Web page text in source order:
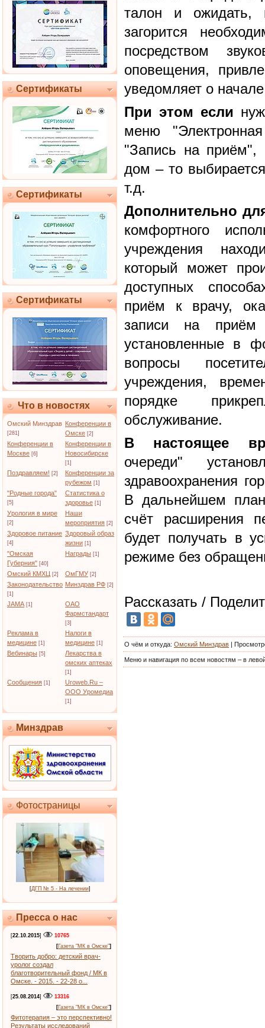
Сертификаты
Сертификаты
Сертификаты
Что в новостях
Омский Минздрав
[281]
Конференции в
Омске [2]
Конференции в
Москве [6]
Конференции в
Новосибирске
[1]
Поздравляем! [2]
Конференции за
рубежом [1]
"Родные города"
[5]
Статистика о
здоровье [1]
Урология в мире
[2]
Наши
мероприятия [2]
Здоровое питание
[4]
Здоровый образ
жизни [1]
"Омская
Губерния" [40]
Награды [1]
Омский КМХЦ [2] ОмГМУ [2]
Законодательство
[1]
Минздрав РФ [2]
JAMA [1]
ОАО
Фармстандарт
[3]
Реклама в
медицине [1]
Налоги в
медицине [1]
Вебинары [5]
Лекарства в
омских аптеках
[1]
Сообщения [1]
Uroweb.Ru –
ООО Уромедиа
[1]
Минздрав
Фотостраницы
[ДГП № 5 - На лечении]
Пресса о нас
[22.10.2015]
10765
[Газета "МК в Омске"]
Творить добро: детский врач-
уролог создал
благотворительный фонд / МК в
Омске. - 2015. - 22-28 о...
[25.08.2014]
13316
[Газета "МК в Омске"]
Фитотерапия – это перспективно!
Результаты исследований
талон и ожидать,
загорится
посредством
оповещения,
уведомляет о
При этом если
меню
"Запись на приём",
дом – то
т.д.
Дополнительно
комфортного
учреждения
который может
доступных
приём к врачу,
записи на
установленные в
вопросы
учреждения,
порядке
обслуживание.
В настоящее
очереди"
здравоохранения
В дальнейшем
счёт расширения
будет получать в
режиме без
Рассказать /
О чём и откуда: Омский Минздрав |
Меню и навигация по всем новостям – в